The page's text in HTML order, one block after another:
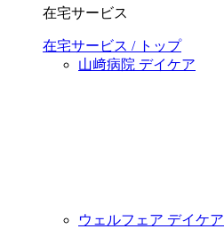
在宅サービス
在宅サービス / トップ
山﨑病院 デイケア
ウェルフェア デイケア